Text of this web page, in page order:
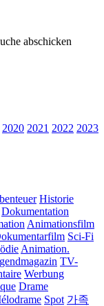
abschicken
2020 2021 2022 2023
Historie
Dokumentation
Animationsfilm
Sci-Fi
Animation.
TV-
Werbung
Drame
Spot 가족